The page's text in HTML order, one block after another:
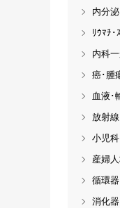
内分
ﾘｳﾏﾁ･
内科
癌･腫
血液･
放射
小児
産婦
循環
消化器